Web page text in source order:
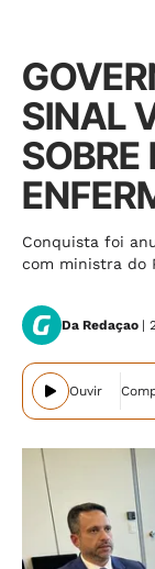
SINAL
SOBRE
Conquista foi
com ministra do
Da Redaçao |
Ouvir